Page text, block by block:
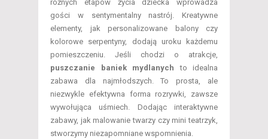
różnych etapów życia dziecka wprowadza
gości w sentymentalny nastrój. Kreatywne
elementy, jak personalizowane balony czy
kolorowe serpentyny, dodają uroku każdemu
pomieszczeniu. Jeśli chodzi o atrakcje,
puszczanie baniek mydlanych to idealna
zabawa dla najmłodszych. To prosta, ale
niezwykle efektywna forma rozrywki, zawsze
wywołująca uśmiech. Dodając interaktywne
zabawy, jak malowanie twarzy czy mini teatrzyk,
stworzymy niezapomniane wspomnienia.